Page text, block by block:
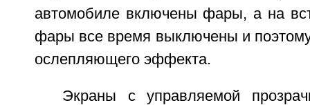
автомобиле включены фары, а на
фары все время выключены и
ослепляющего эффекта.
Экраны с управляемой